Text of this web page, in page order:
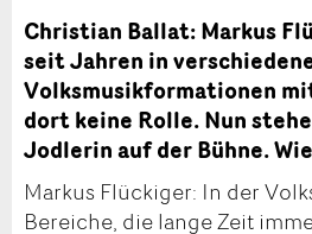
Christian Ballat: Markus
seit Jahren in
Volksmusikformationen
dort keine Rolle. Nun
Jodlerin auf der Bühne.
Markus Flückiger: In der
Bereiche, die lange Zeit